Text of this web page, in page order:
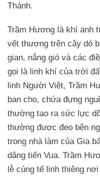
Thánh.
Trầm Hương là khí anh
vết thương trên cây dó
gian, nắng gió và các
gọi là linh khí của trời
linh Người Việt, Trầm
ban cho, chứa đựng
thường tạo ra sức lực
thường được đeo bên
trong nhà làm của Gia
dâng tiến Vua. Trầm
lễ cúng tế linh thiêng